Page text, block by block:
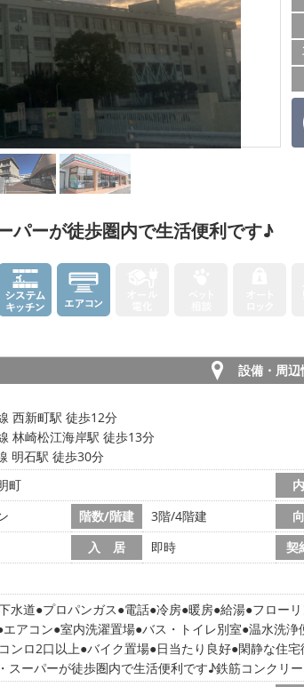
パーが徒歩圏内で生活便利です♪
設備・周
西新町駅 徒歩12分
林崎松江海岸駅 徒歩13分
明石駅 徒歩30分
町
階数/階建 3階/4階建
入 居 即時 契
水道 プロパンガス 電話 冷房 暖房 給湯 フロー
エアコン 室内洗濯置場 バス・トイレ別室 温水洗浄
コンロ2口以上 バイク置場 日当たり良好 閑静な住宅
スーパーが徒歩圏内で生活便利です♪鉄筋コンクリ